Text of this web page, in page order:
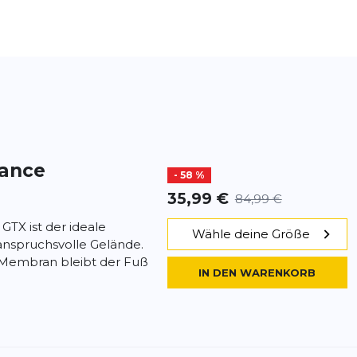
- 58 %
35,99 € 84,99 €
ist der ideale
Gelände.
bleibt der Fuß
Wähle deine Größe
IN DEN WARENKORB